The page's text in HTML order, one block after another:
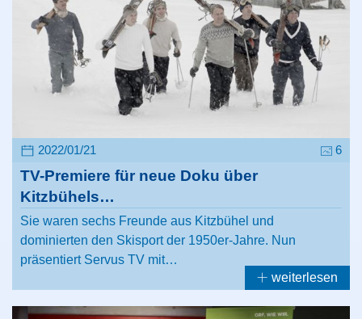
2022/01/21 6
TV-Premiere für neue Doku über
Kitzbühels…
Sie waren sechs Freunde aus Kitzbühel und
dominierten den Skisport der 1950er-Jahre. Nun
präsentiert Servus TV mit…
weiterlesen